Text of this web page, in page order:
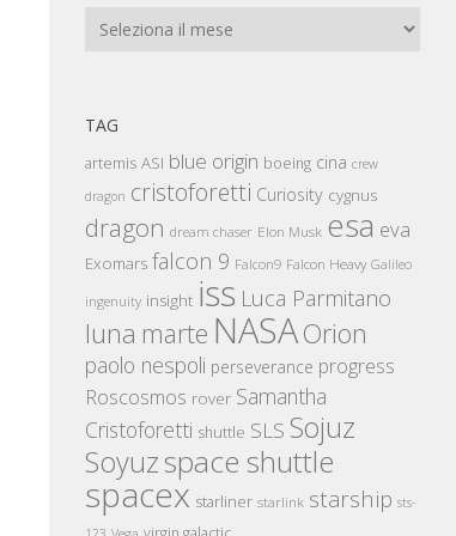
Archivi
TAG
artemis ASI blue origin boeing cina crew
dragon cristoforetti Curiosity cygnus
dragon dream chaser Elon Musk esa eva
Exomars falcon 9 Falcon9 Falcon Heavy Galileo
ingenuity insight iss Luca Parmitano
luna marte NASAOrion
paolo nespoli perseverance progress
Roscosmos rover Samantha
Cristoforetti shuttle SLS Sojuz
Soyuzspace shuttle
spacex starliner starlink starship sts-